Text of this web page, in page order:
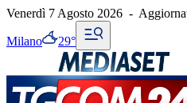
Venerdì 7 Agosto 2026 -
Milano 29°